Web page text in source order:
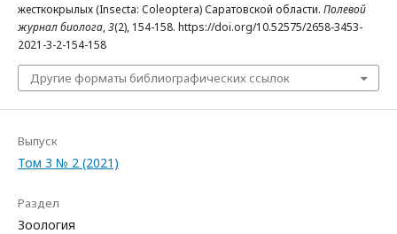
жесткокрылых (Insecta: Coleoptera) Саратовской области. Полевой
журнал биолога,3(2), 154-158. https://doi.org/10.52575/2658-3453-
2021-3-2-154-158
Другие форматы библиографических ссылок
Выпуск
Том 3 № 2 (2021)
Раздел
Зоология